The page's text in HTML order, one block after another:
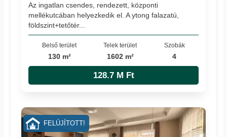
Az ingatlan csendes, rendezett, központi
mellékutcában helyezkedik el. A ytong falazatú,
földszint+tetőtér...
Belső terület
130 m²
Telek terület
1602 m²
Szobák
4
128.7 M Ft
FELÚJÍTOTT!